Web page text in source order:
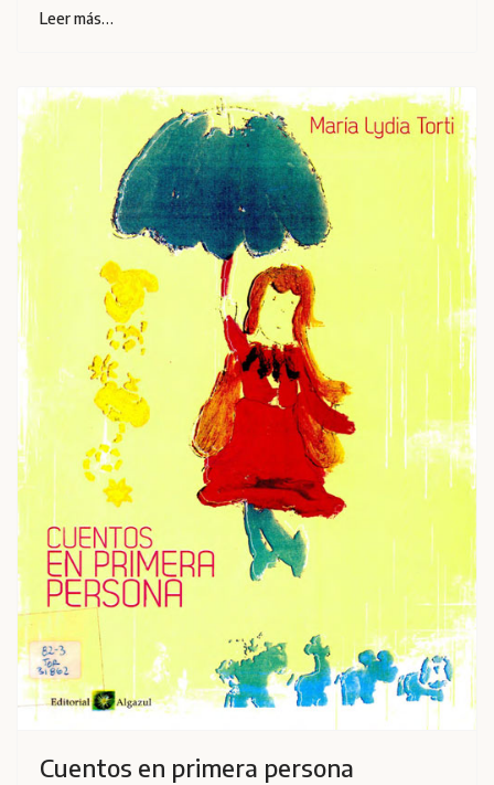
Leer más…
Cuentos en primera persona